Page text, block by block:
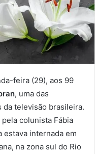
feira (29), aos 99
, uma das
da televisão brasileira.
colunista Fábia
estava internada em
na zona sul do Rio